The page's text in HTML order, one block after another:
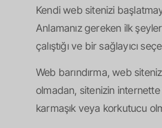
Kendi web sitenizi
Anlamanız gereken ilk
çalıştığı ve bir sağlayıcı
Web barındırma, web
olmadan, sitenizin
karmaşık veya korkutucu